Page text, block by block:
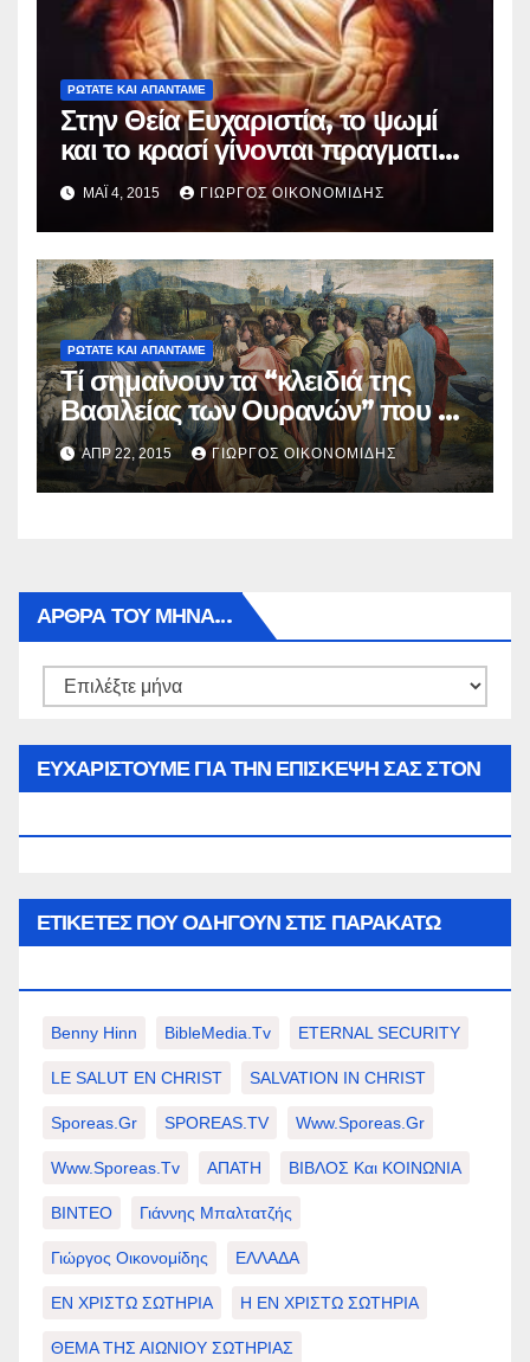
ΡΩΤΑΤΕ ΚΑΙ ΑΠΑΝΤΑΜΕ
Στην Θεία Ευχαριστία, το ψωμί
και το κρασί γίνονται πραγματικό
σώμα και αίμα Ιησού Χριστού;
ΜΑΪ́ 4, 2015 ΓΙΏΡΓΟΣ ΟΙΚΟΝΟΜΊΔΗΣ
ΡΩΤΑΤΕ ΚΑΙ ΑΠΑΝΤΑΜΕ
Τί σημαίνουν τα “κλειδιά της
Βασιλείας των Ουρανών” που ο
Κύριος μας έδωσε στον
Απόστολο Πέτρο;
ΑΠΡ 22, 2015 ΓΙΏΡΓΟΣ ΟΙΚΟΝΟΜΊΔΗΣ
ΑΡΘΡΑ ΤΟΥ ΜΉΝΑ…
Αρθρα
ΕΥΧΑΡΙΣΤΟΥΜΕ ΓΙΑ ΤΗΝ ΕΠΙΣΚΕΨΗ ΣΑΣ ΣΤΟΝ
ΕΤΙΚΈΤΕΣ ΠΟΥ ΟΔΗΓΟΎΝ ΣΤΙΣ ΠΑΡΑΚΆΤΩ
Benny Hinn BibleMedia.tv ETERNAL SECURITY
LE SALUT EN CHRIST SALVATION IN CHRIST
Sporeas.gr SPOREAS.TV Www.sporeas.gr
Www.sporeas.tv ΑΠΑΤΗ ΒΙΒΛΟΣ Και ΚΟΙΝΩΝΙΑ
ΒΙΝΤΕΟ Γιάννης Μπαλτατζής
Γιώργος Οικονομίδης ΕΛΛΑΔΑ
ΕΝ ΧΡΙΣΤΩ ΣΩΤΗΡΙΑ Η ΕΝ ΧΡΙΣΤΩ ΣΩΤΗΡΙΑ
ΘΕΜΑ ΤΗΣ ΑΙΩΝΙΟΥ ΣΩΤΗΡΙΑΣ